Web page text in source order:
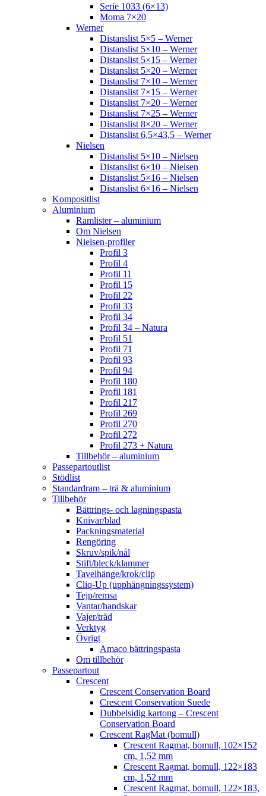
Serie 1033 (6×13)
Moma 7×20
Werner
Distanslist 5×5 – Werner
Distanslist 5×10 – Werner
Distanslist 5×15 – Werner
Distanslist 5×20 – Werner
Distanslist 7×10 – Werner
Distanslist 7×15 – Werner
Distanslist 7×20 – Werner
Distanslist 7×25 – Werner
Distanslist 8×20 – Werner
Distanslist 6,5×43,5 – Werner
Nielsen
Distanslist 5×10 – Nielsen
Distanslist 6×10 – Nielsen
Distanslist 5×16 – Nielsen
Distanslist 6×16 – Nielsen
Kompositlist
Aluminium
Ramlister – aluminium
Om Nielsen
Nielsen-profiler
Profil 3
Profil 4
Profil 11
Profil 15
Profil 22
Profil 33
Profil 34
Profil 34 – Natura
Profil 51
Profil 71
Profil 93
Profil 94
Profil 180
Profil 181
Profil 217
Profil 269
Profil 270
Profil 272
Profil 273 + Natura
Tillbehör – aluminium
Passepartoutlist
Stödlist
Standardram – trä & aluminium
Tillbehör
Bättrings- och lagningspasta
Knivar/blad
Packningsmaterial
Rengöring
Skruv/spik/nål
Stift/bleck/klammer
Tavelhänge/krok/clip
Cliq-Up (upphängningssystem)
Tejp/remsa
Vantar/handskar
Vajer/tråd
Verktyg
Övrigt
Amaco bättringspasta
Om tillbehör
Passepartout
Crescent
Crescent Conservation Board
Crescent Conservation Suede
Dubbelsidig kartong – Crescent
Conservation Board
Crescent RagMat (bomull)
Crescent Ragmat, bomull, 102×152
cm, 1,52 mm
Crescent Ragmat, bomull, 122×183
cm, 1,52 mm
Crescent Ragmat, bomull, 122×183,